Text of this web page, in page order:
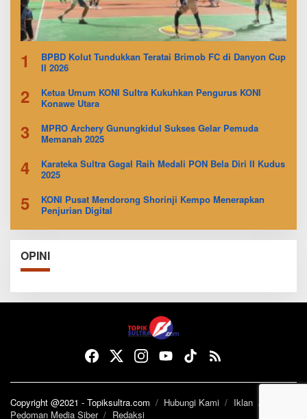
1
BPBD Kolut Tundukkan Teratai Brimob FC di Danyon Cup
II 2026
2
Ketua Umum KONI Sultra Kukuhkan Pengurus KONI
Konawe Utara
3
MPRO Archery Gunungkidul Sukses Gelar Pemuda
Memanah 2025
4
Karateka Sultra Gagal Raih Medali PON Bela Diri II Kudus
2025
5
KONI Pusat Mendorong Shorinji Kempo Menerapkan
Penjurian Digital
OPINI
Copyright @2021 - Topiksultra.com Hubungi Kami
Iklan
Pedoman Media Siber
Redaksi